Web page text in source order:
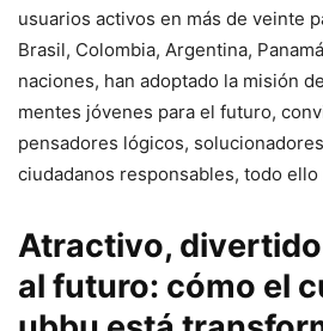
usuarios activos en más de veinte
Brasil, Colombia, Argentina,
naciones, han adoptado la misión
mentes jóvenes para el futuro,
pensadores lógicos,
ciudadanos responsables, todo
Atractivo,
al futuro: cómo el